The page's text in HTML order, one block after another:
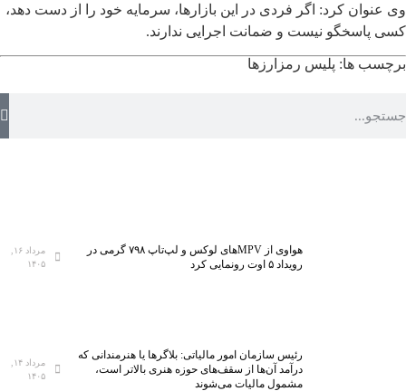
وی عنوان کرد: اگر فردی در این بازارها، سرمایه خود را از دست دهد،
کسی پاسخگو نیست و ضمانت اجرایی ندارند.
برچسب ها: پلیس رمزارزها
هواوی از MPVهای لوکس و لپ‌تاپ ۷۹۸ گرمی در
رویداد ۵ اوت رونمایی کرد
۱۴۰۵
رئیس سازمان امور مالیاتی: بلاگر‌ها یا هنرمندانی که
درآمد آن‌ها از سقف‌های حوزه هنری بالاتر است،
مشمول مالیات می‌شوند
۱۴۰۵